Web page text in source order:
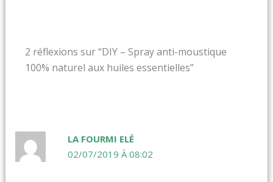
2 réflexions sur “DIY – Spray anti-moustique
100% naturel aux huiles essentielles”
LA FOURMI ELÉ
02/07/2019 À 08:02